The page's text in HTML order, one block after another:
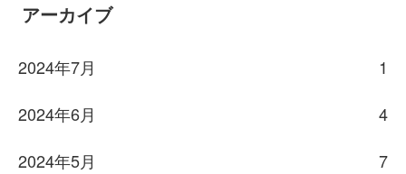
アーカイブ
2024年7月
1
2024年6月
4
2024年5月
7